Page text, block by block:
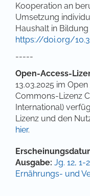
Kooperation an
Umsetzung
Haushalt in Bildung
https://doi.org/
-----
Open-Access-
13.03.2025 im
Commons-Lizenz
International)
Lizenz und den
hier.
Artikel-
Ausgabe: Jg. 12,
Ernährungs- und